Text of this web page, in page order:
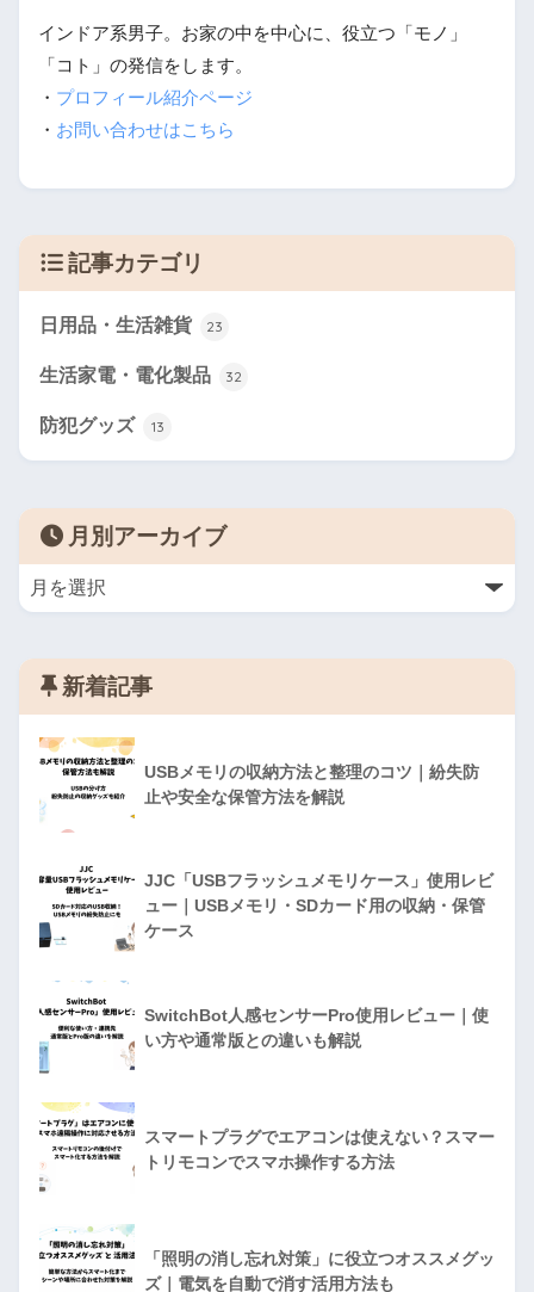
インドア系男子。お家の中を中心に、役立つ「モノ」
「コト」の発信をします。
・ プロフィール紹介ページ
・ お問い合わせはこちら
記事カテゴリ
日用品・生活雑貨 23
生活家電・電化製品 32
防犯グッズ 13
月別アーカイブ
新着記事
USBメモリの収納方法と整理のコツ｜紛失防
止や安全な保管方法を解説
JJC「USBフラッシュメモリケース」使用レビ
ュー｜USBメモリ・SDカード用の収納・保管
ケース
SwitchBot人感センサーPro使用レビュー｜使
い方や通常版との違いも解説
スマートプラグでエアコンは使えない？スマー
トリモコンでスマホ操作する方法
「照明の消し忘れ対策」に役立つオススメグッ
ズ｜電気を自動で消す活用方法も